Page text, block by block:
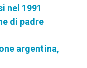
nel 1991
di padre
argentina,